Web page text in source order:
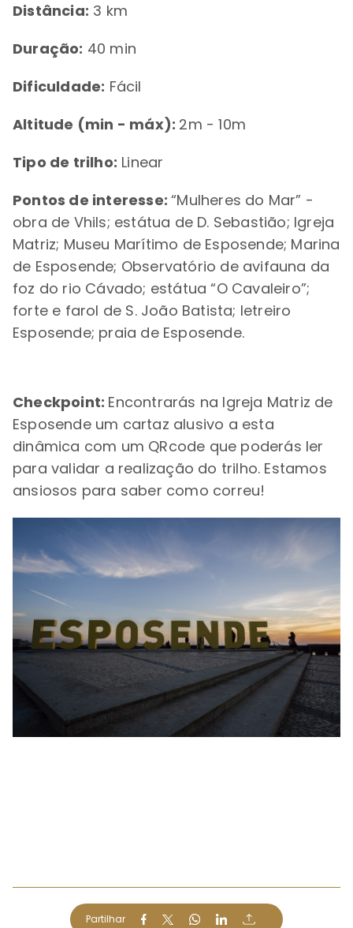
Distância: 3 km
Duração: 40 min
Dificuldade: Fácil
Altitude (min - máx): 2m - 10m
Tipo de trilho: Linear
Pontos de interesse:“Mulheres do Mar” -
obra de Vhils; estátua de D. Sebastião; Igreja
Matriz; Museu Marítimo de Esposende; Marina
de Esposende; Observatório de avifauna da
foz do rio Cávado; estátua “O Cavaleiro”;
forte e farol de S. João Batista; letreiro
Esposende; praia de Esposende.
Checkpoint: Encontrarás na Igreja Matriz de
Esposende um cartaz alusivo a esta
dinâmica com um QRcode que poderás ler
para validar a realização do trilho. Estamos
ansiosos para saber como correu!
Partilhar